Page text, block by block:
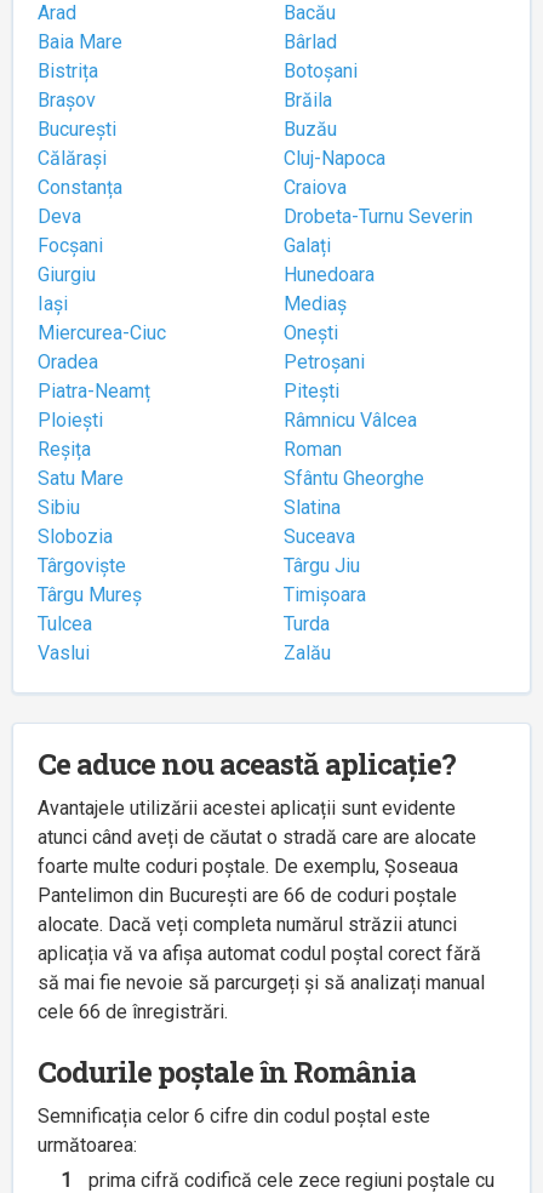
Arad
Bacău
Baia Mare
Bârlad
Bistrița
Botoșani
Brașov
Brăila
București
Buzău
Călărași
Cluj-Napoca
Constanța
Craiova
Deva
Drobeta-Turnu Severin
Focșani
Galați
Giurgiu
Hunedoara
Iași
Mediaș
Miercurea-Ciuc
Onești
Oradea
Petroșani
Piatra-Neamț
Pitești
Ploiești
Râmnicu Vâlcea
Reșița
Roman
Satu Mare
Sfântu Gheorghe
Sibiu
Slatina
Slobozia
Suceava
Târgoviște
Târgu Jiu
Târgu Mureș
Timișoara
Tulcea
Turda
Vaslui
Zalău
Ce aduce nou această aplicație?
Avantajele utilizării acestei aplicații sunt evidente
atunci când aveți de căutat o stradă care are alocate
foarte multe coduri poștale. De exemplu, Șoseaua
Pantelimon din București are 66 de coduri poștale
alocate. Dacă veți completa numărul străzii atunci
aplicația vă va afișa automat codul poștal corect fără
să mai fie nevoie să parcurgeți și să analizați manual
cele 66 de înregistrări.
Codurile poștale în România
Semnificația celor 6 cifre din codul poștal este
următoarea:
1
prima cifră codifică cele zece regiuni poștale cu